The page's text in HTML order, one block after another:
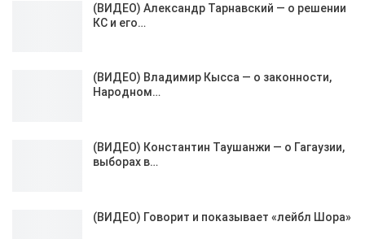
(ВИДЕО) Александр Тарнавский — о решении
КС и его…
(ВИДЕО) Владимир Кысса — о законности,
Народном…
(ВИДЕО) Константин Таушанжи — о Гагаузии,
выборах в…
(ВИДЕО) Говорит и показывает «лейбл Шора»